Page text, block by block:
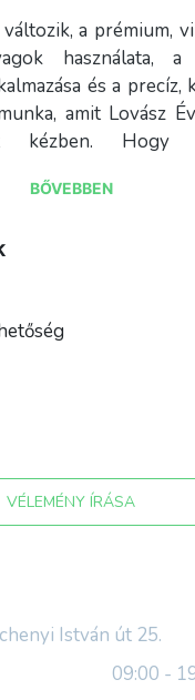
a prémium,
használata, a
és a precíz,
amit Lovász
kézben. Hogy
szerelmes randik,
legkisebbeket és
BŐVEBBEN
VÉLEMÉNY ÍRÁSA
István út 25.
09:00 -